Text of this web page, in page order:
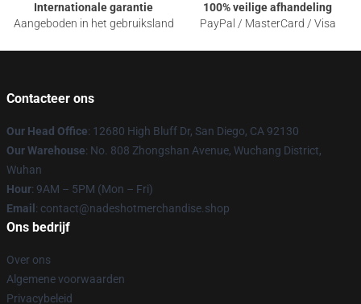
Internationale garantie
Aangeboden in het gebruiksland
100% veilige afhandeling
PayPal / MasterCard / Visa
Contacteer ons
Our Head Office: 12680 High Bluff Dr, San Diego, CA 92130
Our Warehouse: No. 808 Zhongshan Avenue, Wuchang District,
Wuhan
Hour: 9AM – 5PM (Mon – Fri)
Email : contact@nadeshotmerchandise.shop
Ons bedrijf
Over ons
Algemene voorwaarden
Privacybeleid